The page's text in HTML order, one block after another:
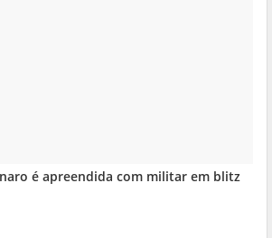
é apreendida com militar em blitz